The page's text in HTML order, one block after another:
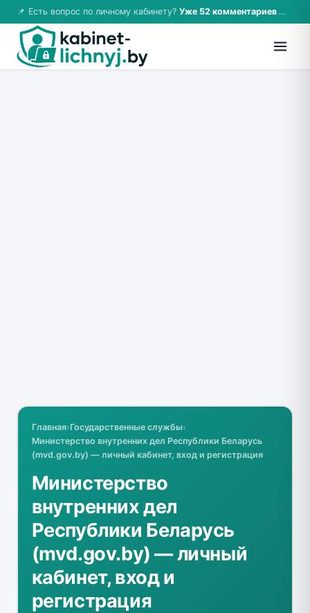
📌 Есть вопрос по личному кабинету? Уже 52 комментариев — возможно, ответ там!
Главная›Государственные службы›
Министерство внутренних дел Республики Беларусь
(mvd.gov.by) — личный кабинет, вход и регистрация
Министерство
внутренних дел
Республики Беларусь
(mvd.gov.by) — личный
кабинет, вход и
регистрация